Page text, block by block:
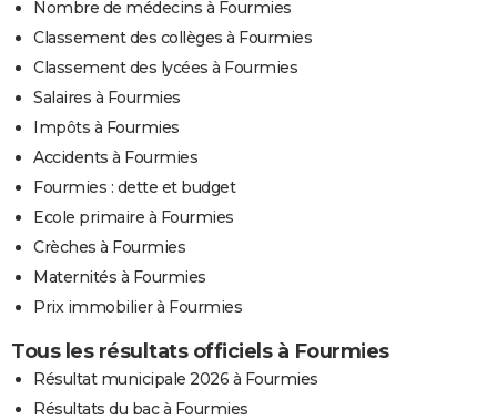
Nombre de médecins à Fourmies
Classement des collèges à Fourmies
Classement des lycées à Fourmies
Salaires à Fourmies
Impôts à Fourmies
Accidents à Fourmies
Fourmies : dette et budget
Ecole primaire à Fourmies
Crèches à Fourmies
Maternités à Fourmies
Prix immobilier à Fourmies
Tous les résultats officiels à Fourmies
Résultat municipale 2026 à Fourmies
Résultats du bac à Fourmies